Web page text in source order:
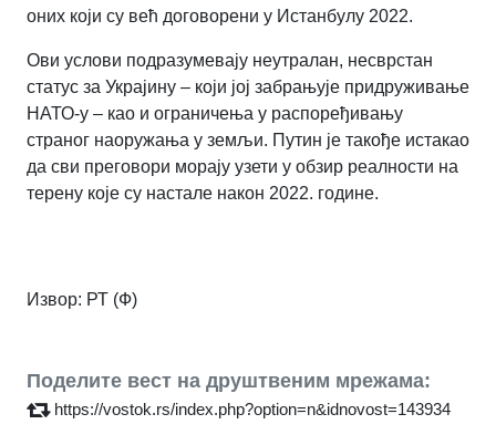
оних који су већ договорени у Истанбулу 2022.
Ови услови подразумевају неутралан, несврстан
статус за Украјину – који јој забрањује придруживање
НАТО-у – као и ограничења у распоређивању
страног наоружања у земљи. Путин је такође истакао
да сви преговори морају узети у обзир реалности на
терену које су настале након 2022. године.
Извор: РТ (Ф)
Поделите вест на друштвеним мрежама:
https://vostok.rs/index.php?option=n&idnovost=143934